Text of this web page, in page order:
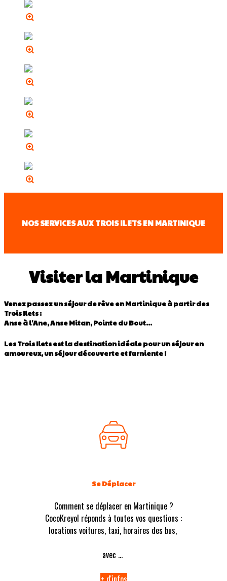
NOS SERVICES AUX TROIS ILETS EN MARTINIQUE
Visiter la Martinique
Venez passez un séjour de rêve en Martinique à partir des
Trois Ilets :
Anse à l'Ane, Anse Mitan, Pointe du Bout...
Les Trois Ilets est la destination idéale pour un séjour en
amoureux, un séjour découverte et farniente !
Se Déplacer
Comment se déplacer en Martinique ?
CocoKreyol réponds à toutes vos questions :
locations voitures, taxi, horaires des bus,
avec ...